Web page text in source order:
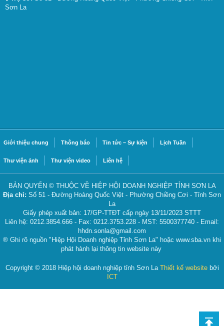
Sơn La
Giới thiệu chung Thông báo Tin tức – Sự kiện Lịch Tuần
Thư viện ảnh Thư viện video Liên hệ
BẢN QUYỂN © THUỘC VỀ HIỆP HỘI DOANH NGHIỆP TỈNH SƠN LA
Địa chỉ: Số 51 - Đường Hoàng Quốc Việt - Phường Chiềng Cơi - Tỉnh Sơn
La
Giấy phép xuất bản: 17/GP-TTĐT cấp ngày 13/11/2023 STTT
Liên hệ: 0212.3854.666 - Fax: 0212.3753.228 - MST: 5500377740 - Email:
hhdn.sonla@gmail.com
® Ghi rõ nguồn "Hiệp Hội Doanh nghiệp Tỉnh Sơn La" hoặc www.sba.vn khi
phát hành lại thông tin website này
Copyright © 2018 Hiệp hội doanh nghiệp tỉnh Sơn La Thiết kế websitebởi
ICT